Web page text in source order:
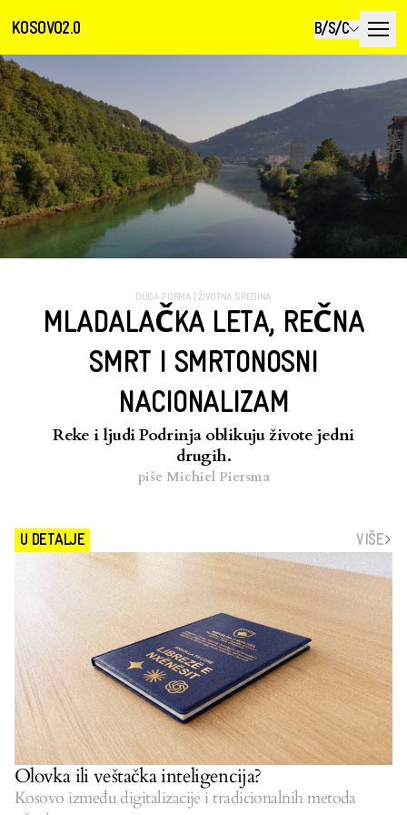
KOSOVO2.0 B/S/C
DUGA FORMA ŽIVOTNA SREDINA
MLADALAČKA LETA, REČNA
SMRT I SMRTONOSNI
NACIONALIZAM
Reke i ljudi Podrinja oblikuju živote jedni
drugih.
piše Michiel Piersma
U DETALJE VIŠE
Olovka ili veštačka inteligencija?
Kosovo između digitalizacije i tradicionalnih metoda